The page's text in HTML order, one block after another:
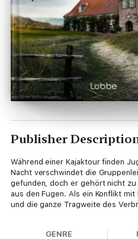
Publisher
Während einer Kajaktour finden
Nacht verschwindet die
gefunden, doch er gehört nicht zu
aus den Fugen. Als ein Konflikt
und die ganze Tragweite des
GENRE